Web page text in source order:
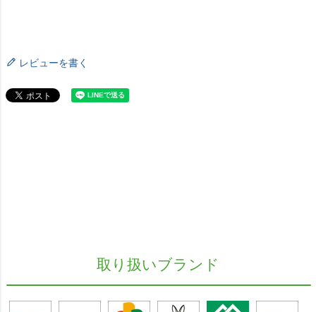
レビューを書く
取り扱いブランド